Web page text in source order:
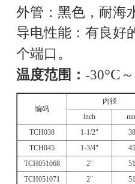
外管：黑色，耐海
导电性能：有良好
个端口。
温度范围： -30°C ～
编码
内径
inch
TCH038
1-1/2"
38
TCH045
1-3/4"
45
TCH051068
2"
51
TCH051071
2" 51